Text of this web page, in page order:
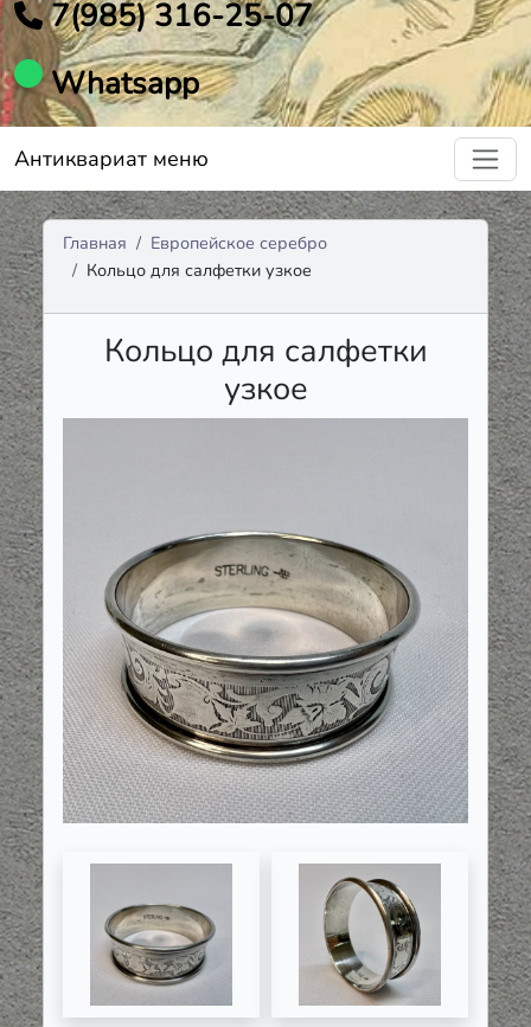
7(985) 316-25-07
Whatsapp
Антиквариат меню
Главная
Европейское серебро
Кольцо для салфетки узкое
Кольцо для салфетки
узкое